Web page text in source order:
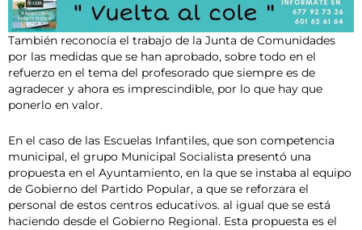
También reconocía el trabajo de la Junta de Comunidades
por las medidas que se han aprobado, sobre todo en el
refuerzo en el tema del profesorado que siempre es de
agradecer y ahora es imprescindible, por lo que hay que
ponerlo en valor.
En el caso de las Escuelas Infantiles, que son competencia
municipal, el grupo Municipal Socialista presentó una
propuesta en el Ayuntamiento, en la que se instaba al equipo
de Gobierno del Partido Popular, a que se reforzara el
personal de estos centros educativos. al igual que se está
haciendo desde el Gobierno Regional. Esta propuesta es el